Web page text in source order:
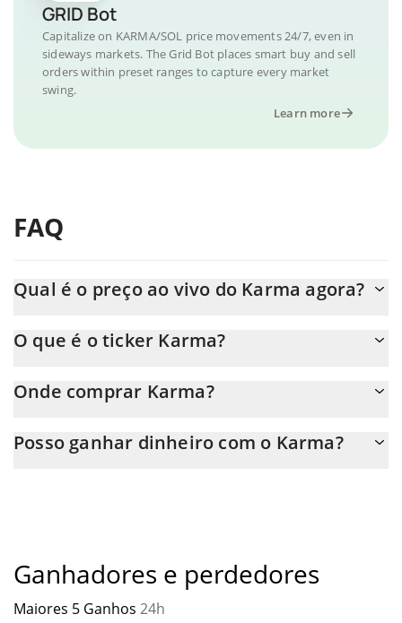
GRID Bot
Capitalize on KARMA/SOL price movements 24/7, even in
sideways markets. The Grid Bot places smart buy and sell
orders within preset ranges to capture every market
swing.
Learn more
FAQ
Qual é o preço ao vivo do Karma agora?
O que é o ticker Karma?
Onde comprar Karma?
transferência p2p. E a melhor maneira de trocar Karma é através
Posso ganhar dinheiro com o Karma?
Ganhadores e perdedores
Maiores 5 Ganhos 24h